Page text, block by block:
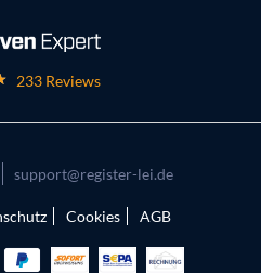
233 Reviews
support@register-lei.de
Cookies AGB